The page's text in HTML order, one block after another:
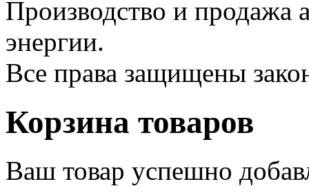
Производство и продажа
энергии.
Все права защищены
Корзина товаров
Ваш товар успешно